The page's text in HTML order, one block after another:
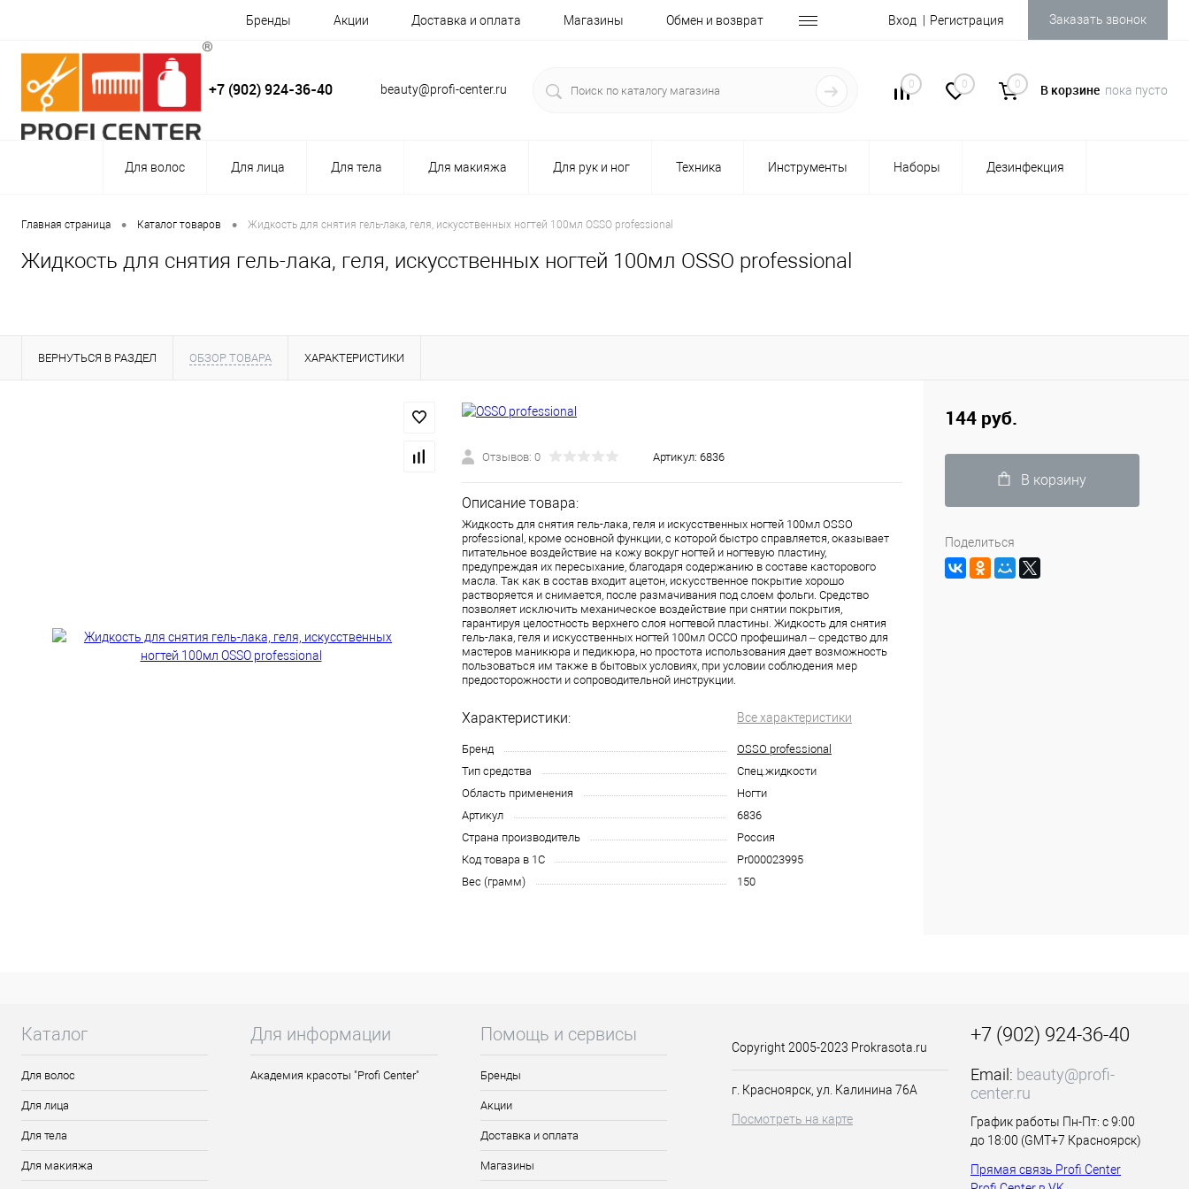
Бренды Акции Доставка и оплата Магазины Обмен и возврат Вход Регистрация Заказать звонок
+7 (902) 924-36-40 beauty@profi-center.ru 0 0 0 В корзине пока пусто
Для волос Для лица Для тела Для макияжа Для рук и ног Техника Инструменты Наборы Дезинфекция
Главная страница • Каталог товаров • Жидкость для снятия гель-лака, геля, искусственных ногтей 100мл OSSO professional
Жидкость для снятия гель-лака, геля, искусственных ногтей 100мл OSSO professional
ВЕРНУТЬСЯ В РАЗДЕЛ ОБЗОР ТОВАРА ХАРАКТЕРИСТИКИ
Отзывов: 0 Артикул: 6836
Описание товара:
Жидкость для снятия гель-лака, геля и искусственных ногтей 100мл OSSO
professional, кроме основной функции, с которой быстро справляется, оказывает
питательное воздействие на кожу вокруг ногтей и ногтевую пластину,
предупреждая их пересыхание, благодаря содержанию в составе касторового
масла. Так как в состав входит ацетон, искусственное покрытие хорошо
растворяется и снимается, после размачивания под слоем фольги. Средство
позволяет исключить механическое воздействие при снятии покрытия,
гарантируя целостность верхнего слоя ногтевой пластины. Жидкость для снятия
гель-лака, геля и искусственных ногтей 100мл ОССО профешинал – средство для
мастеров маникюра и педикюра, но простота использования дает возможность
пользоваться им также в бытовых условиях, при условии соблюдения мер
предосторожности и сопроводительной инструкции.
Характеристики: Все характеристики
Бренд
OSSO professional
Тип средства
Спец.жидкости
Область применения
Ногти
Артикул
6836
Страна производитель
Россия
Код товара в 1С
Pr000023995
Вес (грамм)
150
144 руб.
В корзину
Поделиться
Каталог
Для волос
Для лица
Для тела
Для макияжа
Для информации
Академия красоты "Profi Center"
Помощь и сервисы
Бренды
Акции
Доставка и оплата
Магазины
Copyright 2005-2023 Prokrasota.ru
г. Красноярск, ул. Калинина 76А
Посмотреть на карте
+7 (902) 924-36-40
Email: beauty@profi-
center.ru
График работы Пн-Пт: с 9:00
до 18:00 (GMT+7 Красноярск)
Прямая связь Profi Center